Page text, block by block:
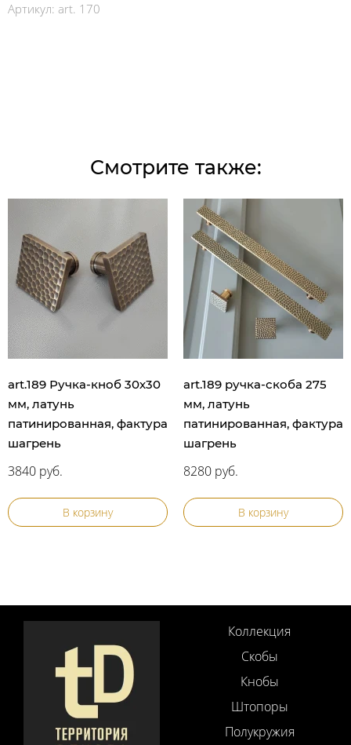
Артикул: art. 170
Смотрите также:
art.189 Ручка-кноб 30х30
мм, латунь
патинированная, фактура
шагрень
3840 руб.
В корзину
art.189 ручка-скоба 275
мм, латунь
патинированная, фактура
шагрень
8280 руб.
В корзину
Коллекция
Скобы
Кнобы
Штопоры
Полукружия